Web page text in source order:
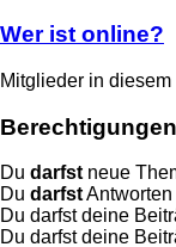
Wer ist online?
Mitglieder in
Du darfstneue
Du darfstAntworten
Du darfst deine
Du darfst deine